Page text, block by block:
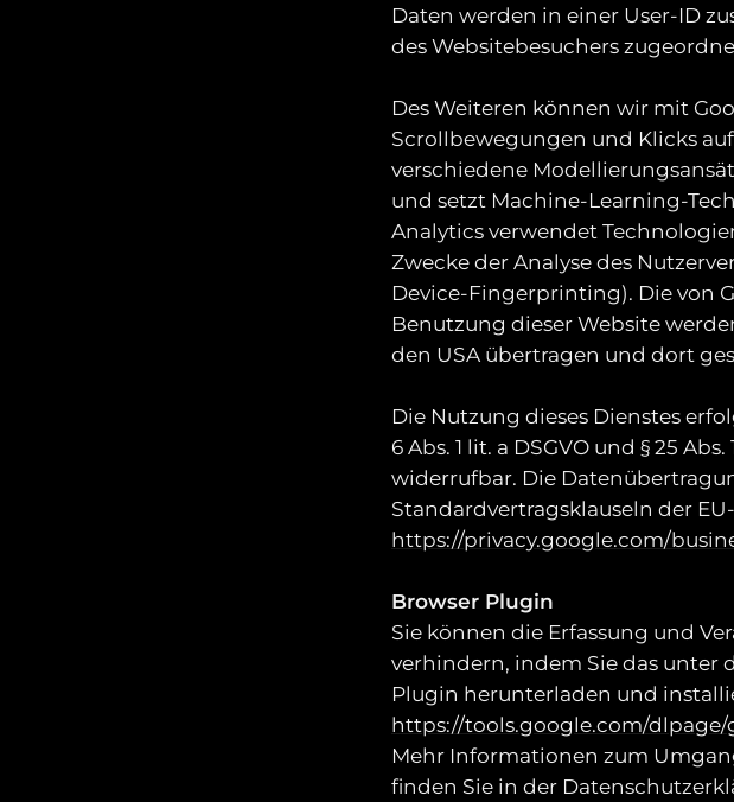
Daten werden in einer User-ID
des Websitebesuchers
Des Weiteren können wir mit
Scrollbewegungen und Klicks
verschiedene
und setzt Machine-Learning-
Analytics verwendet
Zwecke der Analyse des
Device-Fingerprinting). Die von
Benutzung dieser Website
den USA übertragen und dort
Die Nutzung dieses Dienstes
6 Abs. 1 lit. a DSGVO und § 25
widerrufbar. Die
Standardvertragsklauseln der
https://privacy.google.com/
Browser Plugin
Sie können die Erfassung und
verhindern, indem Sie das unter
Plugin herunterladen und
https://tools.google.com/
Mehr Informationen zum
finden Sie in der